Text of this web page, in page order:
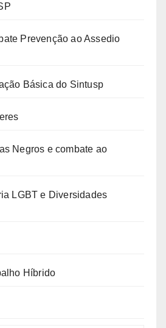
Prevenção ao Assedio
Básica do Sintusp
Negros e combate ao
LGBT e Diversidades
Híbrido